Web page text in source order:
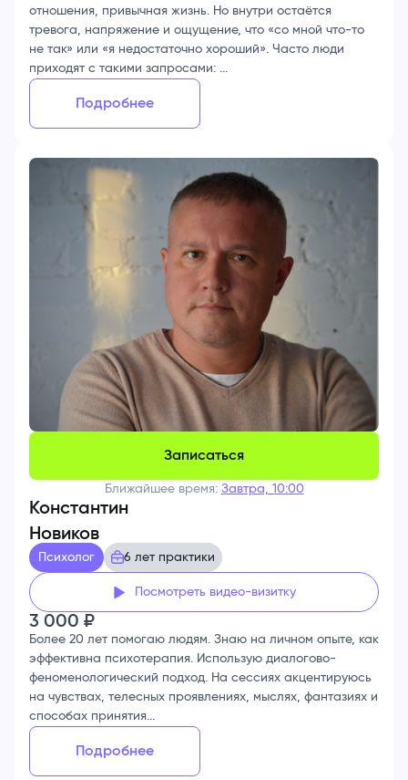
отношения, привычная жизнь. Но внутри остаётся
тревога, напряжение и ощущение, что «со мной что-то
не так» или «я недостаточно хороший». Часто люди
приходят с такими запросами: ...
Подробнее
Записаться
Ближайшее время: Завтра, 10:00
Константин
Новиков
Психолог 6 лет практики
Посмотреть видео-визитку
3 000 ₽
Более 20 лет помогаю людям. Знаю на личном опыте, как
эффективна психотерапия. Использую диалогово-
феноменологический подход. На сессиях акцентируюсь
на чувствах, телесных проявлениях, мыслях, фантазиях и
способах принятия...
Подробнее